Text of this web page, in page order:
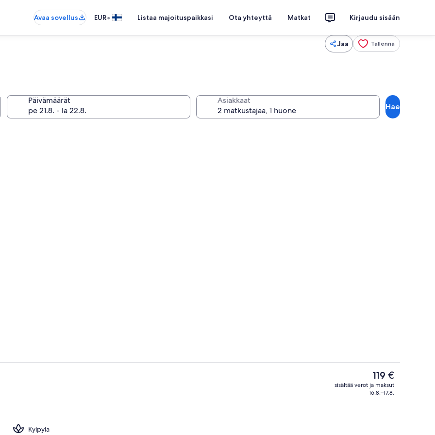
Avaa sovellus EUR• Listaa majoituspaikkasi Ota yhteyttä Matkat Kirjaudu sisään
Jaa Tallenna
Päivämäärät Asiakkaat
Hae
Kylpylä
Nykyinen
hinta
on
119 €
sisältää verot ja maksut
16.8.–17.8.